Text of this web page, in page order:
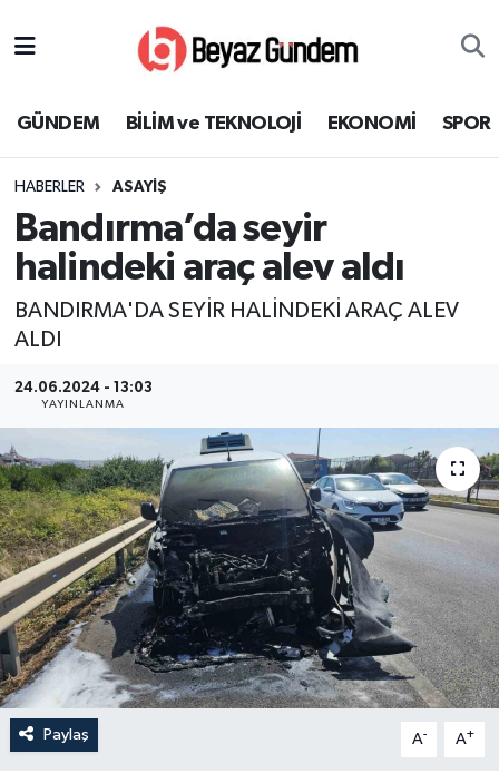
GÜNDEM BİLİM ve TEKNOLOJİ EKONOMİ SPOR
HABERLER ASAYİŞ
Bandırma’da seyir
halindeki araç alev aldı
BANDIRMA'DA SEYİR HALİNDEKİ ARAÇ ALEV
ALDI
24.06.2024 - 13:03
YAYINLANMA
Paylaş A- A+
EKONOMİ
SPOR
SAĞLIK
KÜLTÜR SANAT
MAGAZİN
YEREL
Süper Lig Puan Durumu ve Fikstür
Tüm Manşetler
Son Dakika Haberleri